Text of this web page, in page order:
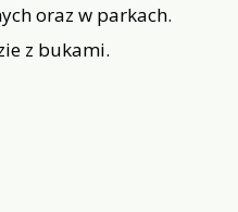
oraz w parkach.
z bukami.